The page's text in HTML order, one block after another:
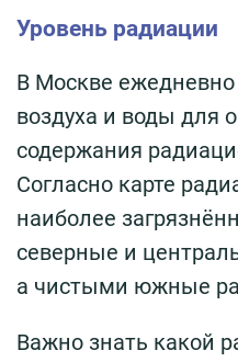
Уровень радиации
В Москве ежедневно
воздуха и воды для
содержания
Согласно карте
наиболее
северные и
а чистыми южные
Важно знать какой